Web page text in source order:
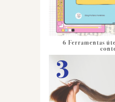
6 Ferramentas